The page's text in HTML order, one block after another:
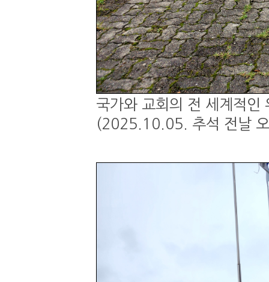
국가와 교회의 전 세계적인
(2025.10.05. 추석 전날